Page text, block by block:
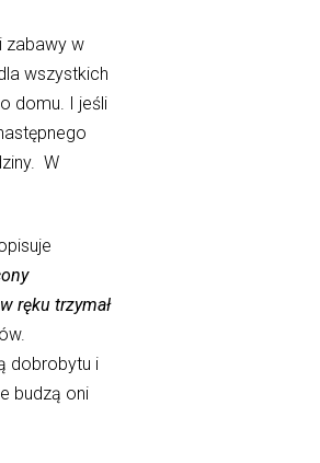
zabawy w
wszystkich
domu. I jeśli
W
ręku trzymał
dobrobytu i
budzą oni